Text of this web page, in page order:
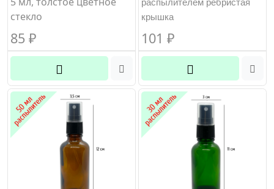
стекло
85 ₽
распылителем ребристая
крышка
101 ₽